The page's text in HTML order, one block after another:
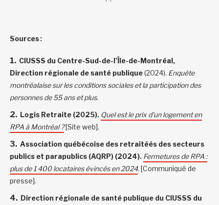
Sources :
CIUSSS du Centre-Sud-de-l’Île-de-Montréal,
Direction régionale de santé publique(2024). Enquête
montréalaise sur les conditions sociales et la participation des
personnes de 55 ans et plus.
Logis Retraite (2025). Quel est le prix d’un logement en
RPA à Montréal ?[Site web].
Association québécoise des retraitéés des secteurs
publics et parapublics (AQRP) (2024). Fermetures de RPA :
plus de 1 400 locataires évincés en 2024. [Communiqué de
presse].
Direction régionale de santé publique du CIUSSS du